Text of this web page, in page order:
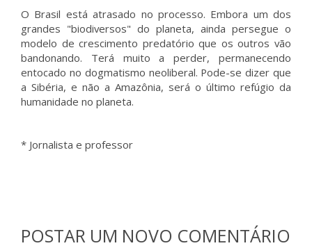
O Brasil está atrasado no processo. Embora um dos
grandes "biodiversos" do planeta, ainda persegue o
modelo de crescimento predatório que os outros vão
bandonando. Terá muito a perder, permanecendo
entocado no dogmatismo neoliberal. Pode-se dizer que
a Sibéria, e não a Amazônia, será o último refúgio da
humanidade no planeta.
* Jornalista e professor
POSTAR UM NOVO COMENTÁRIO